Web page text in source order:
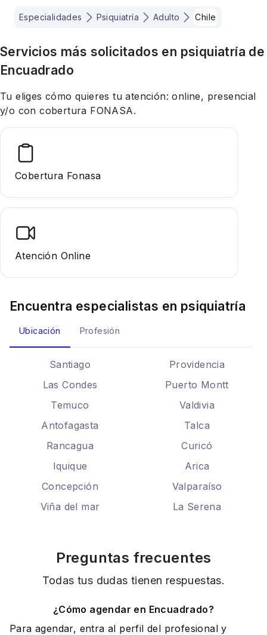
Especialidades Psiquiatría Adulto Chile
Servicios más solicitados en psiquiatría de
Encuadrado
Tu eliges cómo quieres tu atención: online, presencial
y/o con cobertura FONASA.
Cobertura Fonasa
Atención Online
Encuentra especialistas en psiquiatría
Ubicación Profesión
Santiago
Providencia
Las Condes
Puerto Montt
Temuco
Valdivia
Antofagasta
Talca
Rancagua
Curicó
Iquique
Arica
Concepción
Valparaíso
Viña del mar
La Serena
Preguntas frecuentes
Todas tus dudas tienen respuestas.
¿Cómo agendar en Encuadrado?
Para agendar, entra al perfil del profesional y